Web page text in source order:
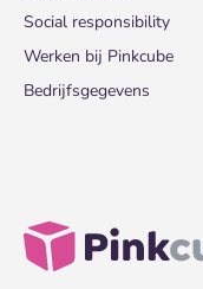
Social responsibility
Werken bij Pinkcube
Bedrijfsgegevens